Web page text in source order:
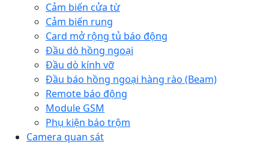
Cảm biến cửa từ
Cảm biến rung
Card mở rộng tủ báo động
Đầu dò hồng ngoại
Đầu dò kính vỡ
Đầu báo hồng ngoại hàng rào (Beam)
Remote báo động
Module GSM
Phụ kiện báo trộm
Camera quan sát